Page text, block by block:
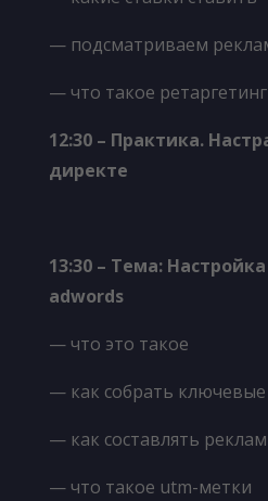
— подсматриваем
— что такое ретаргетинг
12:30 – Практика.
директе
13:30 – Тема:
adwords
— что это такое
— как собрать ключевые
— как составлять
— что такое utm-метки